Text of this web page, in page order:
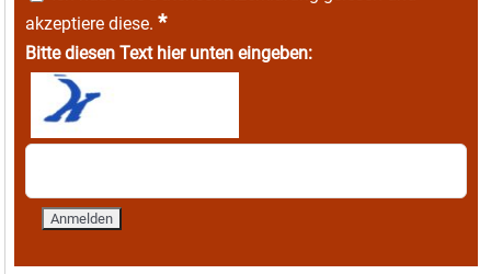
akzeptiere diese. *
Bitte diesen Text hier unten eingeben: